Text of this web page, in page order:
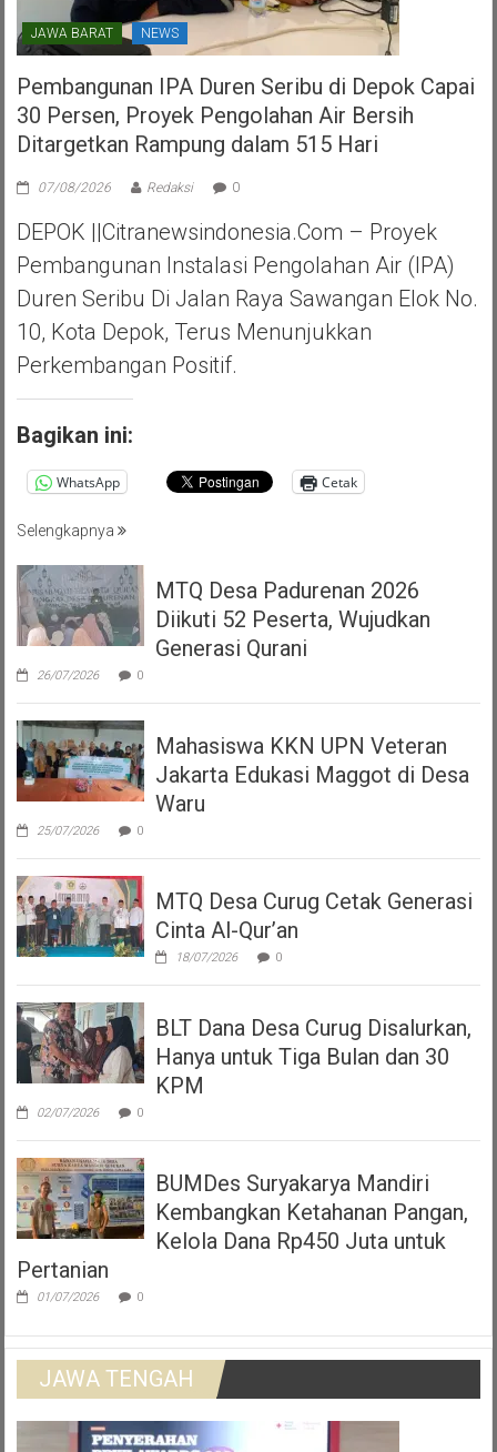
JAWA BARAT NEWS
Pembangunan IPA Duren Seribu di Depok Capai
30 Persen, Proyek Pengolahan Air Bersih
Ditargetkan Rampung dalam 515 Hari
07/08/2026 Redaksi 0
DEPOK ||Citranewsindonesia.com – Proyek
Pembangunan Instalasi Pengolahan Air (IPA)
Duren Seribu Di Jalan Raya Sawangan Elok No.
10, Kota Depok, Terus Menunjukkan
Perkembangan Positif.
Bagikan ini:
WhatsApp Cetak
Selengkapnya
MTQ Desa Padurenan 2026
Diikuti 52 Peserta, Wujudkan
Generasi Qurani
26/07/2026 0
Mahasiswa KKN UPN Veteran
Jakarta Edukasi Maggot di Desa
Waru
25/07/2026 0
MTQ Desa Curug Cetak Generasi
Cinta Al-Qur’an
18/07/2026 0
BLT Dana Desa Curug Disalurkan,
Hanya untuk Tiga Bulan dan 30
KPM
02/07/2026 0
BUMDes Suryakarya Mandiri
Kembangkan Ketahanan Pangan,
Kelola Dana Rp450 Juta untuk
Pertanian
01/07/2026 0
JAWA TENGAH